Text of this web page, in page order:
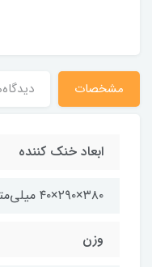
مشخصات
ابعاد خنک کننده
۳۸۰×۲۹۰×۴۰ میلی‌متر
وزن